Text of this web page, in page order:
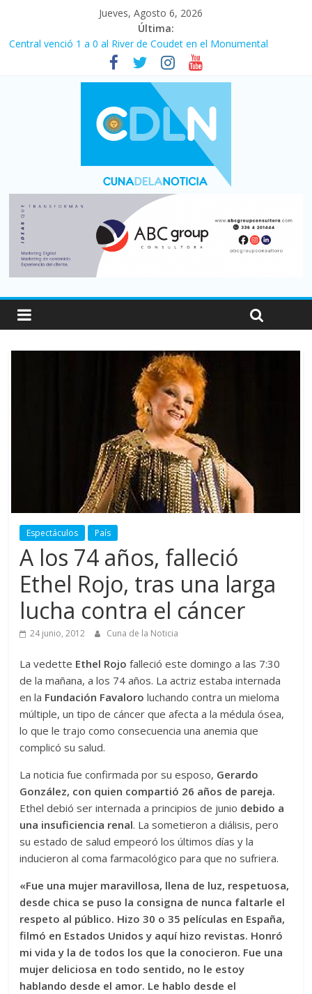
Jueves, Agosto 6, 2026
Última:
Fuerte caída de la venta de autos usados en julio: bajó un 12,6%
interanual
Central venció 1 a 0 al River de Coudet en el Monumental
afecta a 400 mil deudores en Santa Fe
Desde que asumió Milei cerraron 41.000 kioscos: el sector
denuncia crisis como en 2001
Vacaciones de invierno con más movimiento y consumo
turístico: 4,6 millones de personas viajaron por el país, un 5,9%
más que en 2025
Espectáculos País
A los 74 años, falleció
Ethel Rojo, tras una larga
lucha contra el cáncer
24 junio, 2012 Cuna de la Noticia
La vedette Ethel Rojo falleció este domingo a las 7:30
de la mañana, a los 74 años. La actriz estaba internada
en la Fundación Favaloroluchando contra un mieloma
múltiple, un tipo de cáncer que afecta a la médula ósea,
lo que le trajo como consecuencia una anemia que
complicó su salud.
La noticia fue confirmada por su esposo, Gerardo
González, con quien compartió 26 años de pareja.
Ethel debió ser internada a principios de junio debido a
una insuficiencia renal. La sometieron a diálisis, pero
su estado de salud empeoró los últimos días y la
inducieron al coma farmacológico para que no sufriera.
«Fue una mujer maravillosa, llena de luz, respetuosa,
desde chica se puso la consigna de nunca faltarle el
respeto al público. Hizo 30 o 35 películas en España,
filmó en Estados Unidos y aquí hizo revistas. Honró
mi vida y la de todos los que la conocieron. Fue una
mujer deliciosa en todo sentido, no le estoy
hablando desde el amor. Le hablo desde el